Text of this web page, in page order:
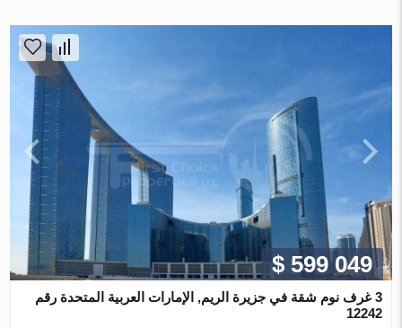
$ 599 049
3 غرف نوم شقة في جزيرة الريم, الإمارات العربية المتحدة رقم
12242